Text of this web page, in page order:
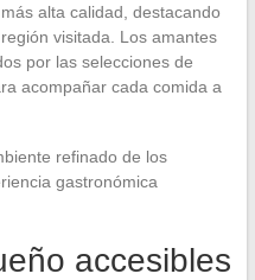
alta calidad, destacando
visitada. Los amantes
por las selecciones de
acompañar cada comida a
refinado de los
gastronómica
accesibles